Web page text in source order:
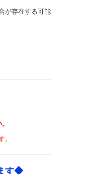
が存在する可能
。
す◆